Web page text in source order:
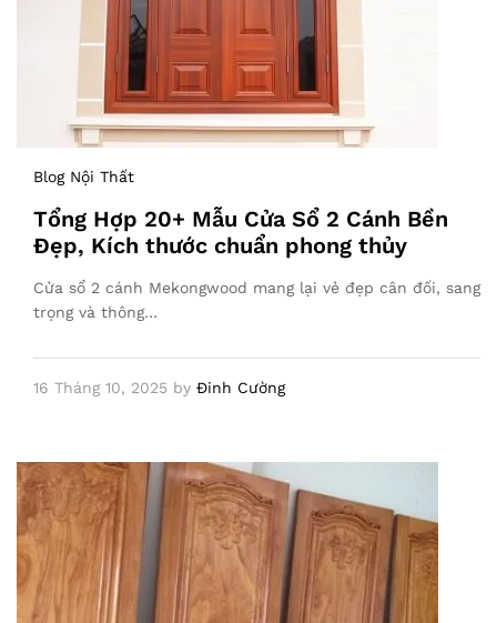
Blog Nội Thất
Tổng Hợp 20+ Mẫu Cửa Sổ 2 Cánh Bền
Đẹp, Kích thước chuẩn phong thủy
Cửa sổ 2 cánh Mekongwood mang lại vẻ đẹp cân đối, sang
trọng và thông…
16 Tháng 10, 2025 by Đinh Cường